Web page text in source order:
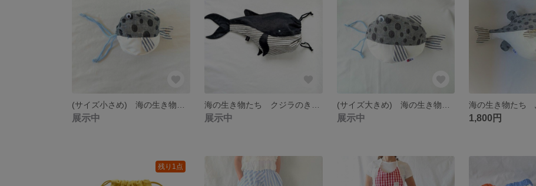
展示中 展示中 展示中 1,800円
残り1点